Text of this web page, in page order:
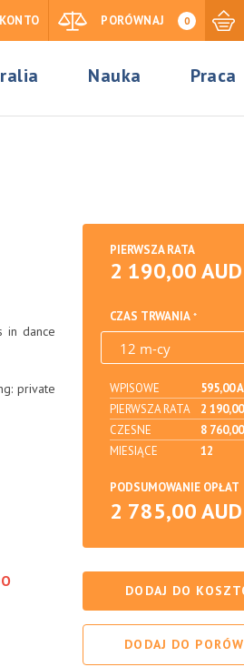
KONTO PORÓWNAJ 0
Nauka Praca
in dance
private
PIERWSZA RATA
2 190,00 AUD
CZAS TRWANIA
WPISOWE
595,00
PIERWSZA RATA
2
CZESNE
8
MIESIĄCE
12
PODSUMOWANIE OPŁAT
2 785,00 AUD
DODAJ DO
DODAJ DO